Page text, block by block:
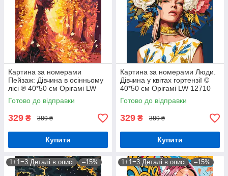
Картина за номерами
Пейзаж: Дівчина в осінньому
лісі ℗ 40*50 см Орігамі LW
3062
Готово до відправки
329 ₴ 389 ₴
Купити
Картина за номерами Люди.
Дівчина у квітах гортензії ©
40*50 см Орігамі LW 12710
Готово до відправки
329 ₴ 389 ₴
Купити
1+1=3 Деталі в описі –15% 1+1=3 Деталі в описі –15%